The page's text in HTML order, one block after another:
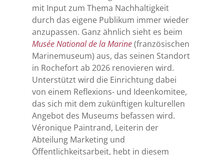
mit Input zum Thema Nachhaltigkeit
durch das eigene Publikum immer wieder
anzupassen. Ganz ähnlich sieht es beim
Musée National de la Marine(französischen
Marinemuseum) aus, das seinen Standort
in Rochefort ab 2026 renovieren wird.
Unterstützt wird die Einrichtung dabei
von einem Reflexions- und Ideenkomitee,
das sich mit dem zukünftigen kulturellen
Angebot des Museums befassen wird.
Véronique Paintrand, Leiterin der
Abteilung Marketing und
Öffentlichkeitsarbeit, hebt in diesem